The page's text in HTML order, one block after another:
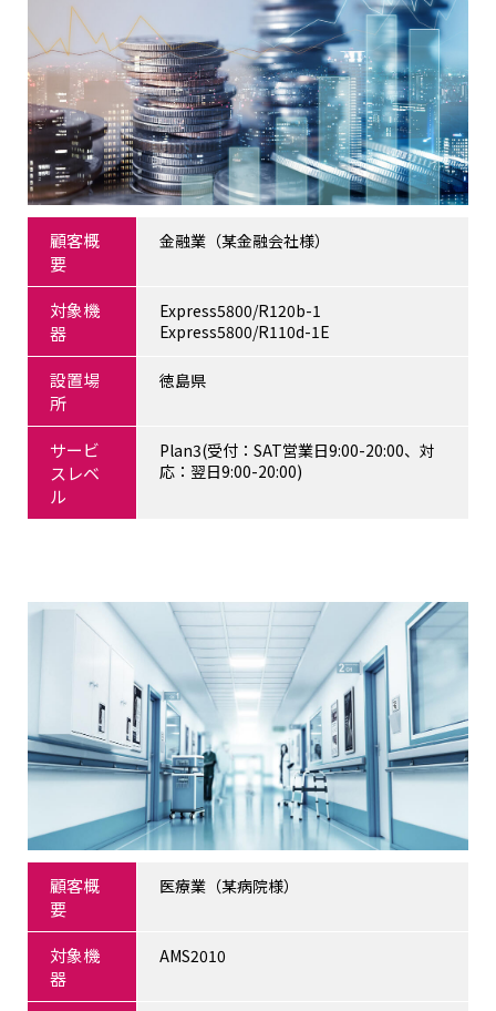
顧客概
要
金融業（某金融会社様）
対象機
器
Express5800/R120b-1
Express5800/R110d-1E
設置場
所
徳島県
サービ
スレベ
ル
Plan3(受付：SAT営業日9:00-20:00、対
応：翌日9:00-20:00)
顧客概
要
医療業（某病院様）
対象機
器
AMS2010